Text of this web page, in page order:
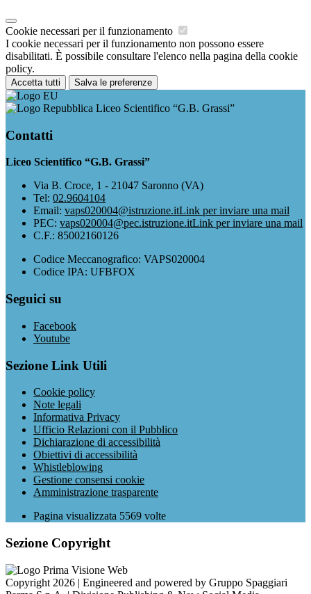
Cookie necessari per il funzionamento
I cookie necessari per il funzionamento non possono essere
disabilitati. È possibile consultare l'elenco nella pagina della cookie
policy.
Accetta tutti Salva le preferenze
Liceo Scientifico “G.B. Grassi”
Contatti
Liceo Scientifico “G.B. Grassi”
Via B. Croce, 1 - 21047 Saronno (VA)
Tel: 02.9604104
Email: vaps020004@istruzione.itLink per inviare una mail
PEC: vaps020004@pec.istruzione.itLink per inviare una mail
C.F.: 85002160126
Codice Meccanografico: VAPS020004
Codice IPA: UFBFOX
Seguici su
Facebook
Youtube
Sezione Link Utili
Cookie policy
Note legali
Informativa Privacy
Ufficio Relazioni con il Pubblico
Dichiarazione di accessibilità
Obiettivi di accessibilità
Whistleblowing
Gestione consensi cookie
Amministrazione trasparente
Pagina visualizzata 5569 volte
Sezione Copyright
Copyright 2026 | Engineered and powered by Gruppo Spaggiari